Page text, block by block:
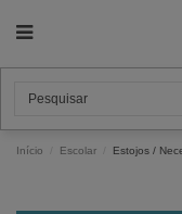
Início Escolar Estojos /